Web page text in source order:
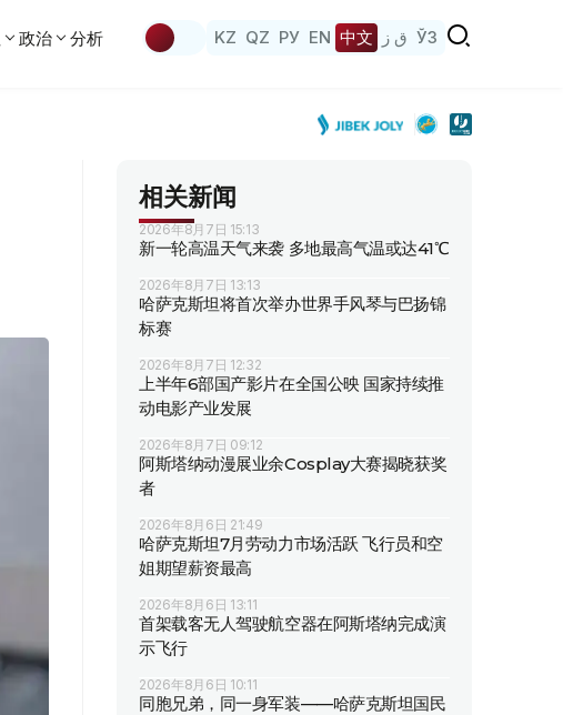
政治 分析 KZ QZ РУ EN 中文 ق ز ЎЗ
相关新闻
2026年8月7日 15:13
新一轮高温天气来袭 多地最高气温或达41℃
2026年8月7日 13:13
哈萨克斯坦将首次举办世界手风琴与巴扬锦
标赛
2026年8月7日 12:32
上半年6部国产影片在全国公映 国家持续推
动电影产业发展
2026年8月7日 09:12
阿斯塔纳动漫展业余Cosplay大赛揭晓获奖
者
2026年8月6日 21:49
哈萨克斯坦7月劳动力市场活跃 飞行员和空
姐期望薪资最高
2026年8月6日 13:11
首架载客无人驾驶航空器在阿斯塔纳完成演
示飞行
2026年8月6日 10:11
同胞兄弟，同一身军装——哈萨克斯坦国民